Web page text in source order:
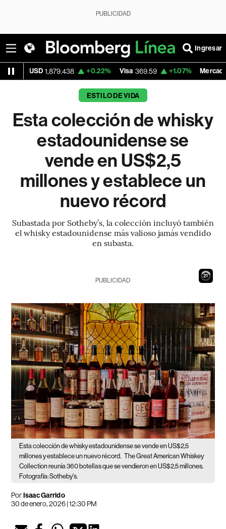
PUBLICIDAD
Ingresar
1,879.438 +0.22% Visa 369.59 +1.07% MercadoLibre
ESTILO DE VIDA
Esta colección de whisky
estadounidense se
vende en US$2,5
millones y establece un
nuevo récord
Subastada por Sotheby’s, la colección incluyó también
el whisky estadounidense más valioso jamás vendido
en subasta.
20
PUBLICIDAD
Esta colección de whisky estadounidense se vende en US$2,5
millones y establece un nuevo récord. The Great American Whiskey
Collection reunía 360 botellas que se vendieron en US$2,5 millones.
Fotografía: Sotheby's.
PorIsaac Garrido
30 de enero, 2026 | 12:30 PM